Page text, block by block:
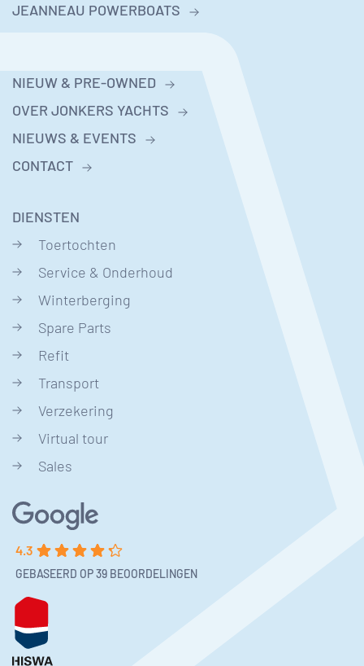
JEANNEAU POWERBOATS
NIEUW & PRE-OWNED
OVER JONKERS YACHTS
NIEUWS & EVENTS
CONTACT
DIENSTEN
Toertochten
Service & Onderhoud
Winterberging
Spare Parts
Refit
Transport
Verzekering
Virtual tour
Sales
4.3
GEBASEERD OP 39 BEOORDELINGEN